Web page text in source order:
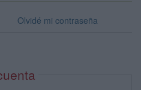
Olvidé mi contraseña